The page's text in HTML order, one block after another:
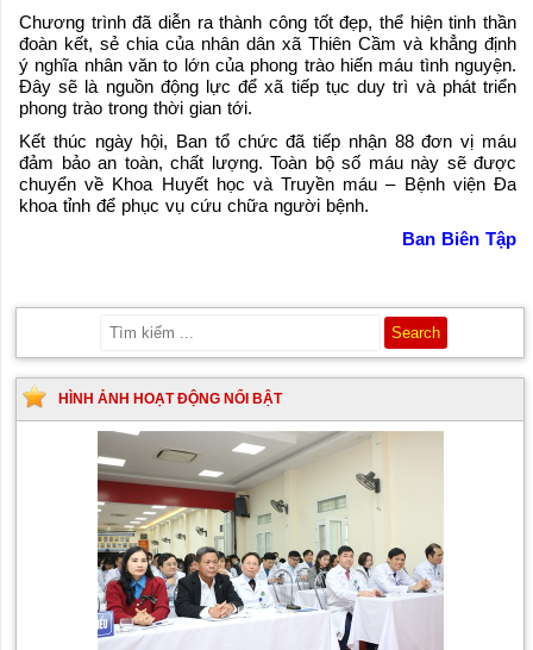
Chương trình đã diễn ra thành công tốt đẹp, thể hiện tinh thần
đoàn kết, sẻ chia của nhân dân xã Thiên Cầm và khẳng định
ý nghĩa nhân văn to lớn của phong trào hiến máu tình nguyện.
Đây sẽ là nguồn động lực để xã tiếp tục duy trì và phát triển
phong trào trong thời gian tới.
Kết thúc ngày hội, Ban tổ chức đã tiếp nhận 88 đơn vị máu
đảm bảo an toàn, chất lượng. Toàn bộ số máu này sẽ được
chuyển về Khoa Huyết học và Truyền máu – Bệnh viện Đa
khoa tỉnh để phục vụ cứu chữa người bệnh.
Ban Biên Tập
HÌNH ẢNH HOẠT ĐỘNG NỔI BẬT